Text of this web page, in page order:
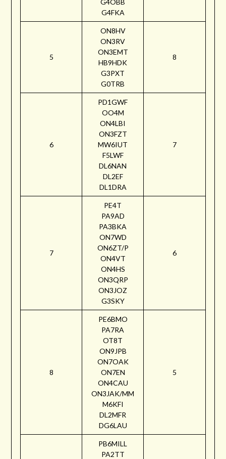
G4FKA
5
ON8HV
ON3RV
ON3EMT
HB9HDK
G3PXT
G0TRB
8
6
PD1GWF
OO4M
ON4LBI
ON3FZT
MW6IUT
F5LWF
DL6NAN
DL2EF
DL1DRA
7
7
PE4T
PA9AD
PA3BKA
ON7WD
ON6ZT/P
ON4VT
ON4HS
ON3QRP
ON3JOZ
G3SKY
6
8
PE6BMO
PA7RA
OT8T
ON9JPB
ON7OAK
ON7EN
ON4CAU
ON3JAK/MM
M6KFI
DL2MFR
DG6LAU
5
PB6MILL
PA2TT